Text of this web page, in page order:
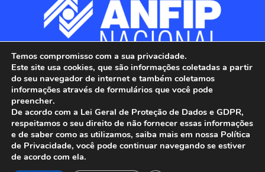
ANFIP - Associação Nacional dos Auditores
Fiscais da Receita Federal do Brasil.
Temos compromisso com a sua privacidade.
Este site usa cookies, que são informações coletadas a partir
do seu navegador de internet e também coletamos
informações através de formulários que você pode
preencher.
De acordo com a Lei Geral de Proteção de Dados e GDPR,
respeitamos o seu direito de não fornecer essas informações
e de saber como as utilizamos, saiba mais em nossa Política
de Privacidade, você pode continuar navegando se estiver
de acordo com ela.